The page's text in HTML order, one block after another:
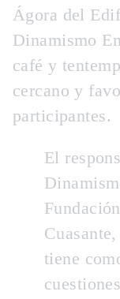
Ágora del
Dinamismo
café y
cercano y
participantes.
El
tiene